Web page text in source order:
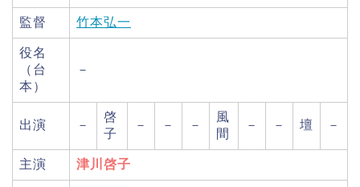
監督 竹本弘一
役名
（台
本）
－
出演 －
啓
子
－ － －
風
間
－ － 壇 －
主演 津川啓子